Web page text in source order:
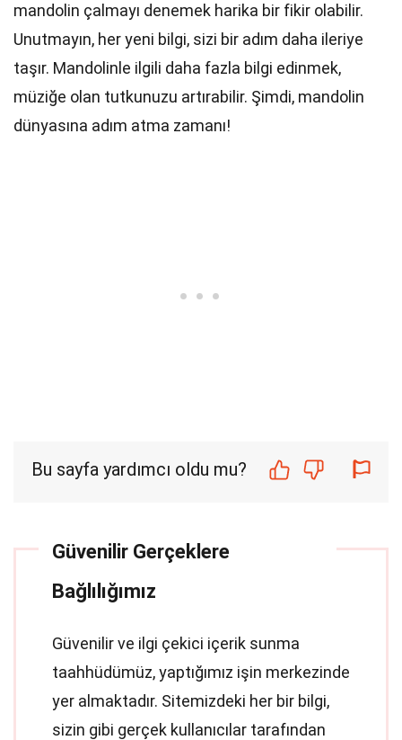
mandolin çalmayı denemek harika bir fikir olabilir.
Unutmayın, her yeni bilgi, sizi bir adım daha ileriye
taşır. Mandolinle ilgili daha fazla bilgi edinmek,
müziğe olan tutkunuzu artırabilir. Şimdi, mandolin
dünyasına adım atma zamanı!
Bu sayfa yardımcı oldu mu?
Güvenilir Gerçeklere
Bağlılığımız
Güvenilir ve ilgi çekici içerik sunma
taahhüdümüz, yaptığımız işin merkezinde
yer almaktadır. Sitemizdeki her bir bilgi,
sizin gibi gerçek kullanıcılar tarafından